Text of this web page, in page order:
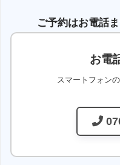
ご予約はお電話
お電
スマートフォン